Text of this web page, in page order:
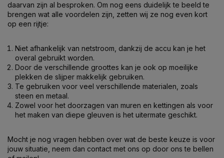
daarvan zijn al besproken. Om nog eens duidelijk te beeld te
brengen wat alle voordelen zijn, zetten wij ze nog even kort
op een rijtje:
Niet afhankelijk van netstroom, dankzij de accu kan je het
overal gebruikt worden.
Door de verschillende groottes kan je ook op moeilijke
plekken de slijper makkelijk gebruiken.
Te gebruiken voor veel verschillende materialen, zoals
steen en metaal.
Zowel voor het doorzagen van muren en kettingen als voor
het maken van diepe gleuven is het uitermate geschikt.
Mocht je nog vragen hebben over wat de beste keuze is voor
jouw situatie, neem dan contact met ons op door ons te bellen